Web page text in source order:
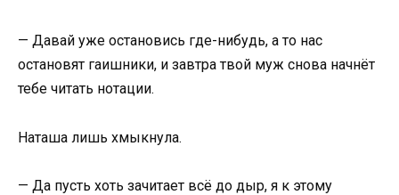
— Давай уже остановись где-нибудь, а то нас
остановят гаишники, и завтра твой муж снова начнёт
тебе читать нотации.
Наташа лишь хмыкнула.
— Да пусть хоть зачитает всё до дыр, я к этому